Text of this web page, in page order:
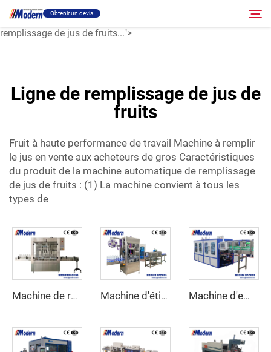
machine de remplissage de jus en vente aux acheteurs en gros.
Caractéristiques du produit : machine automatique de
remplissage de jus de fruits...">
Obtenir un devis
Remplissage et emballage
À propos
Vidéo
Site RU
Ligne de remplissage de jus de
fruits
Fruit à haute performance de travail Machine à remplir
le jus en vente aux acheteurs de gros Caractéristiques
du produit de la machine automatique de remplissage
de jus de fruits : (1) La machine convient à tous les
types de
Machine de remplissage de détergent à servomoteur Machine d'étiquetage automatique à manches rétrécissantes Machine d'emballage enveloppante pour carton